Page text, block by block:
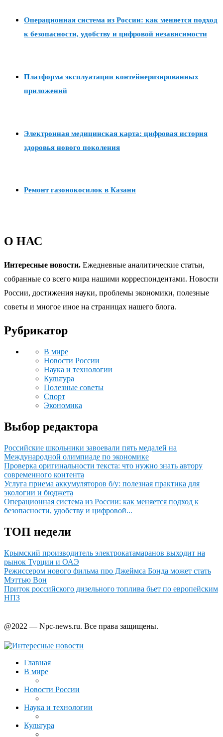
Операционная система из России: как меняется подход
к безопасности, удобству и цифровой независимости
Платформа эксплуатации контейнеризированных
приложений
Электронная медицинская карта: цифровая история
здоровья нового поколения
Ремонт газонокосилок в Казани
О НАС
Интересные новости. Ежедневные аналитические статьи,
собранные со всего мира нашими корреспондентами. Новости
России, достижения науки, проблемы экономики, полезные
советы и многое иное на страницах нашего блога.
Рубрикатор
В мире
Новости России
Наука и технологии
Культура
Полезные советы
Спорт
Экономика
Выбор редактора
Российские школьники завоевали пять медалей на
Международной олимпиаде по экономике
Проверка оригинальности текста: что нужно знать автору
современного контента
Услуга приема аккумуляторов б/у: полезная практика для
экологии и бюджета
Операционная система из России: как меняется подход к
безопасности, удобству и цифровой...
ТОП недели
Крымский производитель электрокатамаранов выходит на
рынок Турции и ОАЭ
Режиссером нового фильма про Джеймса Бонда может стать
Мэттью Вон
Приток российского дизельного топлива бьет по европейским
НПЗ
@2022 — Npc-news.ru. Все права защищены.
Главная
В мире
Новости России
Наука и технологии
Культура